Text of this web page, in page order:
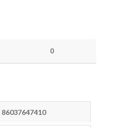
0
86037647410